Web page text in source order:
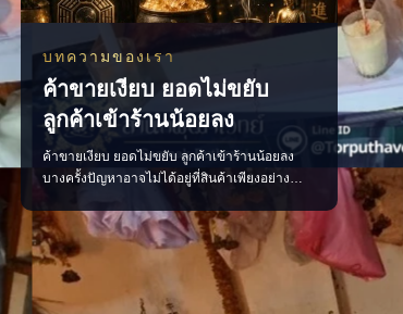
บทความของเรา
ค้าขายเงียบ ยอดไม่ขยับ
ลูกค้าเข้าร้านน้อยลง
ค้าขายเงียบ ยอดไม่ขยับ ลูกค้าเข้าร้านน้อยลง
บางครั้งปัญหาอาจไม่ได้อยู่ที่สินค้าเพียงอย่าง
ภายในร้าน หรือการจัดวางที่ยังไม่ส่งเสริมการค้า
ลองเริ่มจากการตรวจพลังร้าน ปรับฮวงจุ้ย เสริมจุด
รับทรัพย์ และจัดพื้นที่ให้เปิดรับลูกค้ามากขึ้น เมื่อ
แก้ได้ตรงจุด การค้าขายก